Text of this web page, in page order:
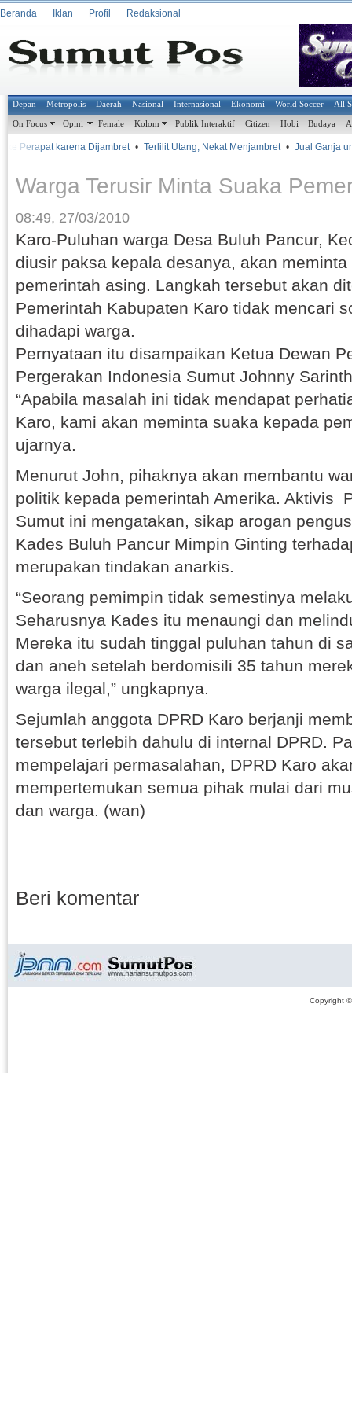
Beranda Iklan Profil Redaksional
Depan Metropolis Daerah Nasional Internasional Ekonomi World Soccer All
On Focus Opini Female Kolom Publik Interaktif Citizen Hobi Budaya
Perapat karena Dijambret • Terlilit Utang, Nekat Menjambret • Jual Ganja
Warga Terusir Minta Suaka
08:49, 27/03/2010
Karo-Puluhan warga Desa Buluh Pancur,
diusir paksa kepala desanya, akan
pemerintah asing. Langkah tersebut akan
Pemerintah Kabupaten Karo tidak mencari
dihadapi warga.
Pernyataan itu disampaikan Ketua Dewan
Pergerakan Indonesia Sumut Johnny
“Apabila masalah ini tidak mendapat
Karo, kami akan meminta suaka kepada
ujarnya.
Menurut John, pihaknya akan membantu
politik kepada pemerintah Amerika. Aktivis
Sumut ini mengatakan, sikap arogan
Kades Buluh Pancur Mimpin Ginting
merupakan tindakan anarkis.
“Seorang pemimpin tidak semestinya
Seharusnya Kades itu menaungi dan
Mereka itu sudah tinggal puluhan tahun di
dan aneh setelah berdomisili 35 tahun
warga ilegal,” ungkapnya.
Sejumlah anggota DPRD Karo berjanji
tersebut terlebih dahulu di internal DPRD.
mempelajari permasalahan, DPRD Karo
mempertemukan semua pihak mulai dari
dan warga. (wan)
Beri komentar
Copyright